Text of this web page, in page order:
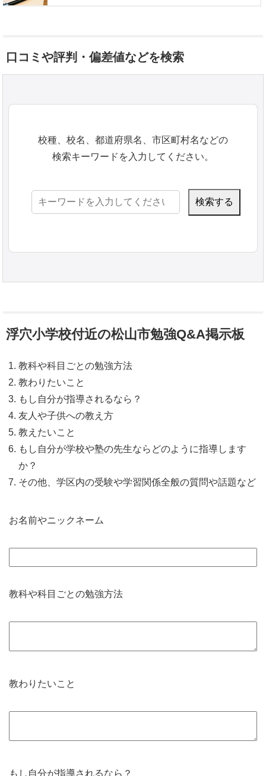
口コミや評判・偏差値などを検索
校種、校名、都道府県名、市区町村名などの
検索キーワードを入力してください。
検
浮穴小学校付近の松山市勉強Q&A掲示板
教科や科目ごとの勉強方法
教わりたいこと
もし自分が指導されるなら？
友人や子供への教え方
教えたいこと
もし自分が学校や塾の先生ならどのように指導します
か？
その他、学区内の受験や学習関係全般の質問や話題など
お名前やニックネーム
教科や科目ごとの勉強方法
教わりたいこと
もし自分が指導されるなら？